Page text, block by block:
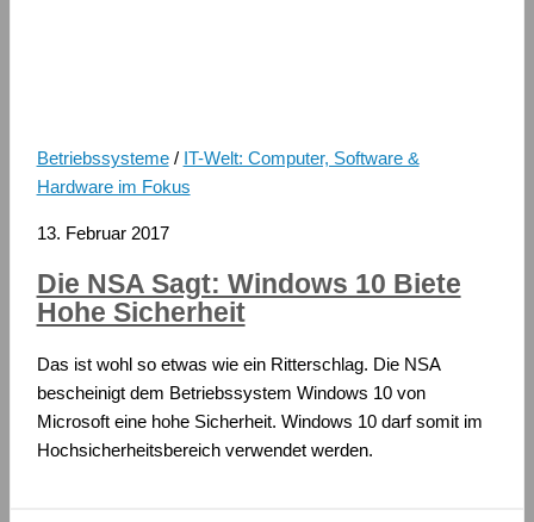
Betriebssysteme/ IT-Welt: Computer, Software &
Hardware im Fokus
13. Februar 2017
Die NSA Sagt: Windows 10 Biete
Hohe Sicherheit
Das ist wohl so etwas wie ein Ritterschlag. Die NSA
bescheinigt dem Betriebssystem Windows 10 von
Microsoft eine hohe Sicherheit. Windows 10 darf somit im
Hochsicherheitsbereich verwendet werden.